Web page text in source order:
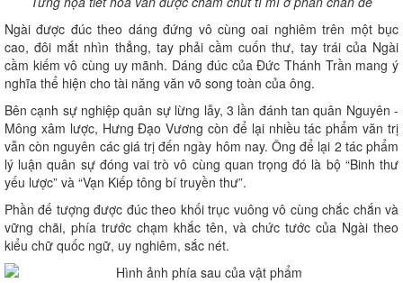
Ngài được đúc theo dáng đứng vô cùng oai nghiêm trên một bục
cao, đôi mắt nhìn thẳng, tay phải cầm cuốn thư, tay trái của Ngài
cầm kiếm vô cùng uy mãnh. Dáng đúc của Đức Thánh Trần mang ý
nghĩa thể hiện cho tài năng văn võ song toàn của ông.
Bên cạnh sự nghiệp quân sự lừng lẫy, 3 lần đánh tan quân Nguyên -
Mông xâm lược, Hưng Đạo Vương còn để lại nhiều tác phẩm văn trị
vẫn còn nguyên các giá trị đến ngày hôm nay. Ông để lại 2 tác phẩm
lý luận quân sự đóng vai trò vô cùng quan trọng đó là bộ “Binh thư
yếu lược” và “Vạn Kiếp tông bí truyền thư”.
Phần đế tượng được đúc theo khối trục vuông vô cùng chắc chắn và
vững chãi, phía trước chạm khắc tên, và chức tước của Ngài theo
kiểu chữ quốc ngữ, uy nghiêm, sắc nét.